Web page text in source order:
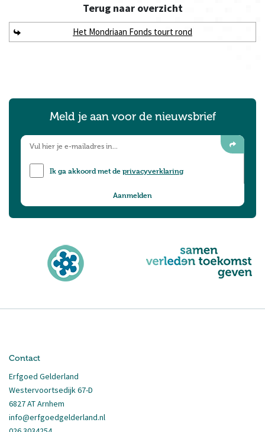
Terug naaroverzicht
Het Mondriaan Fonds tourt rond
Meld je aan voor de nieuwsbrief
Ik ga akkoord met deprivacyverklaring
Contact
Erfgoed Gelderland
Westervoortsedijk 67-D
6827 AT Arnhem
info@erfgoedgelderland.nl